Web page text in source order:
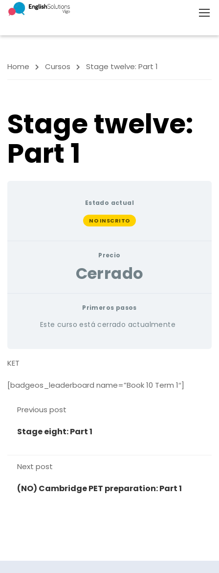
Home Cursos Stage twelve: Part 1
Stage twelve:
Part 1
Estado actual
NO INSCRITO
Precio
Cerrado
Primeros pasos
Este curso está cerrado actualmente
KET
[badgeos_leaderboard name=”Book 10 Term 1″]
Previous post
Stage eight: Part 1
Next post
(NO) Cambridge PET preparation: Part 1